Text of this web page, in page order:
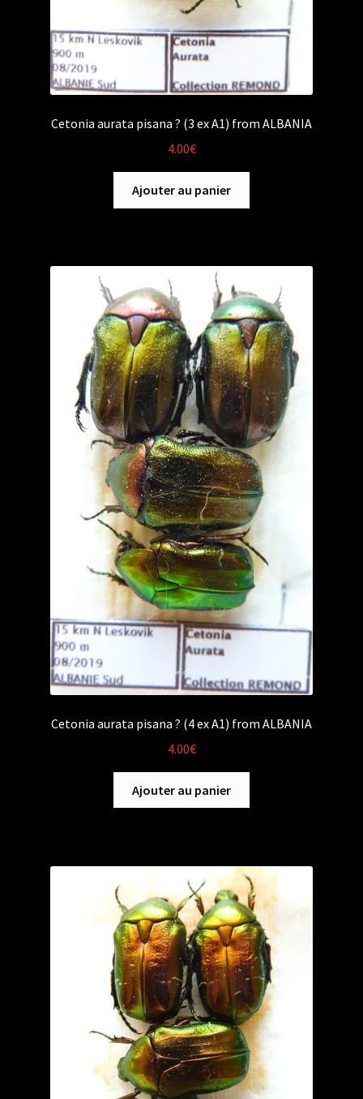
Cetonia aurata pisana ? (3 ex A1) from ALBANIA
4.00€
Ajouter au panier
Cetonia aurata pisana ? (4 ex A1) from ALBANIA
4.00€
Ajouter au panier